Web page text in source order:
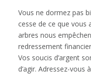
Vous ne dormez pas
cesse de ce que vous
arbres nous
redressement
Vos soucis d’argent
d’agir. Adressez-